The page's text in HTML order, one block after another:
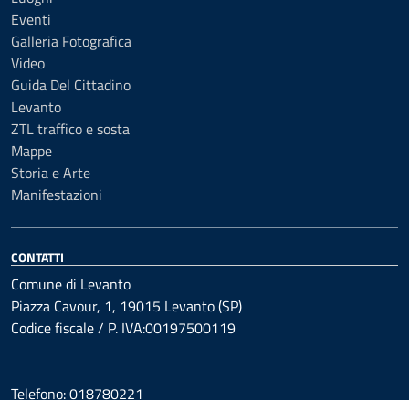
Eventi
Galleria Fotografica
Video
Guida Del Cittadino
Levanto
ZTL traffico e sosta
Mappe
Storia e Arte
Manifestazioni
CONTATTI
Comune di Levanto
Piazza Cavour, 1, 19015 Levanto (SP)
Codice fiscale / P. IVA:00197500119
Telefono: 018780221